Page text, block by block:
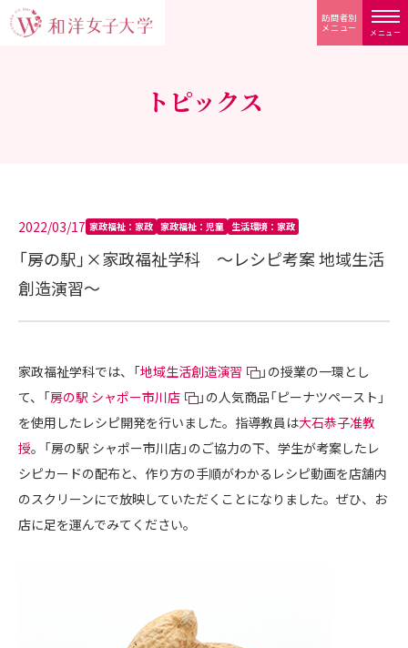
メニュー
訪問者別
メニュー
トピックス
2022/03/17 家政福祉：家政 家政福祉：児童 生活環境：家政
「房の駅」×家政福祉学科 ～レシピ考案 地域生活
創造演習～
家政福祉学科では、「地域生活創造演習
」の授業の一環とし
て、「房の駅 シャポー市川店
」の人気商品「ピーナツペースト」
を使用したレシピ開発を行いました。指導教員は大石恭子准教
授。「房の駅 シャポー市川店」のご協力の下、学生が考案したレ
シピカードの配布と、作り方の手順がわかるレシピ動画を店舗内
のスクリーンにで放映していただくことになりました。ぜひ、お
店に足を運んでみてください。